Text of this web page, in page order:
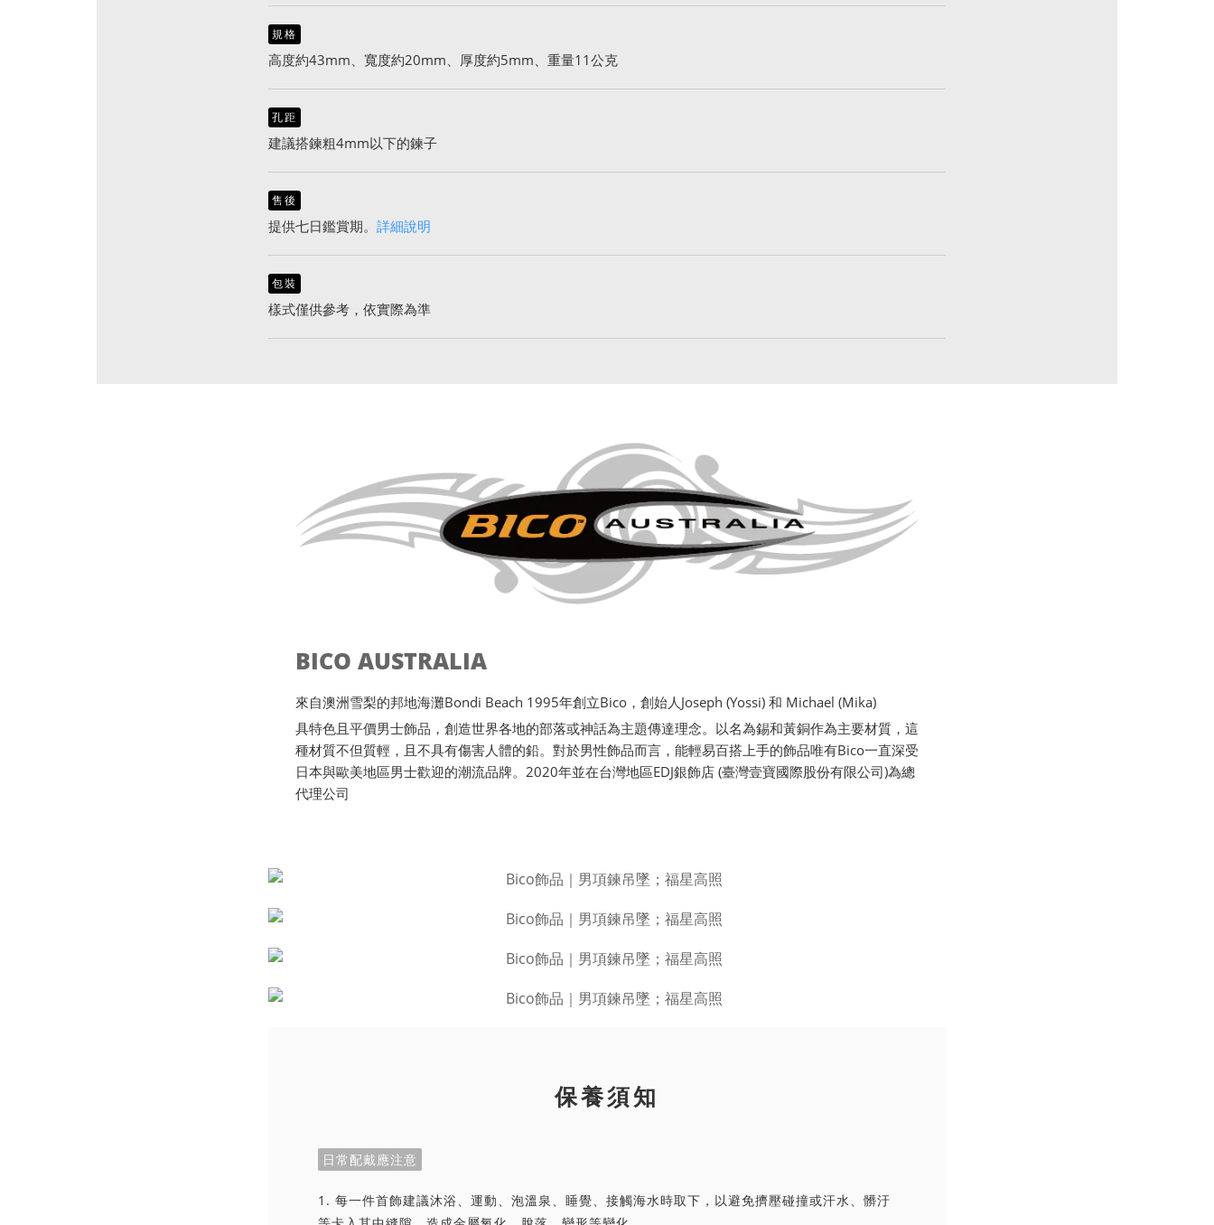
規格
高度約43mm、寬度約20mm、厚度約5mm、重量11公克
孔距
建議搭鍊粗4mm以下的鍊子
售後
提供七日鑑賞期。 詳細說明
包裝
樣式僅供參考，依實際為準
BICO AUSTRALIA
來自澳洲雪梨的邦地海灘Bondi Beach 1995年創立Bico，創始人Joseph (Yossi) 和 Michael (Mika)
具特色且平價男士飾品，創造世界各地的部落或神話為主題傳達理念。以名為錫和黃銅作為主要材質，這
種材質不但質輕，且不具有傷害人體的鉛。對於男性飾品而言，能輕易百搭上手的飾品唯有Bico一直深受
日本與歐美地區男士歡迎的潮流品牌。2020年並在台灣地區EDJ銀飾店 (臺灣壹寶國際股份有限公司)為總
代理公司
保養須知
日常配戴應注意
1. 每一件首飾建議沐浴、運動、泡溫泉、睡覺、接觸海水時取下，以避免擠壓碰撞或汗水、髒汙